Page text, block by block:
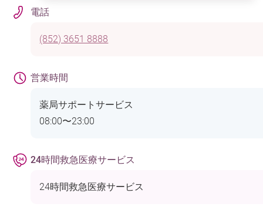
電話
(852) 3651 8888
営業時間
薬局サポートサービス
08:00〜23:00
24時間救急医療サービス
24時間救急医療サービス